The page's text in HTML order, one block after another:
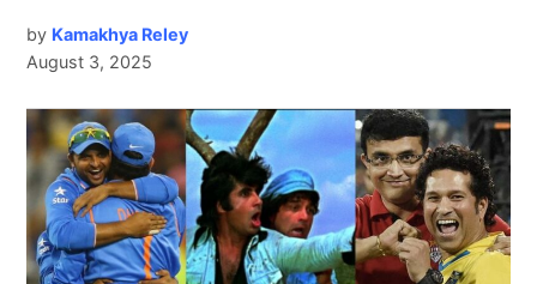
by Kamakhya Reley
August 3, 2025